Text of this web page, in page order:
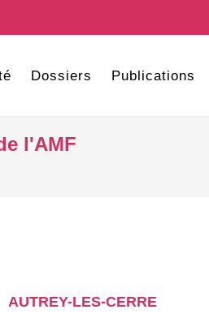
Dossiers Publications
l'AMF
AUTREY-LES-CERRE